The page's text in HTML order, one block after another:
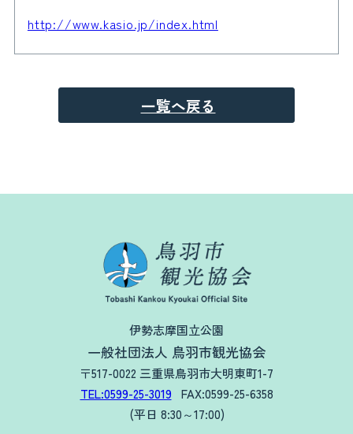
http://www.kasio.jp/index.html
一覧へ戻る
伊勢志摩国立公園
一般社団法人 鳥羽市観光協会
〒517-0022 三重県鳥羽市大明東町1-7
TEL:0599-25-3019
FAX:0599-25-6358
(平日 8:30～17:00)